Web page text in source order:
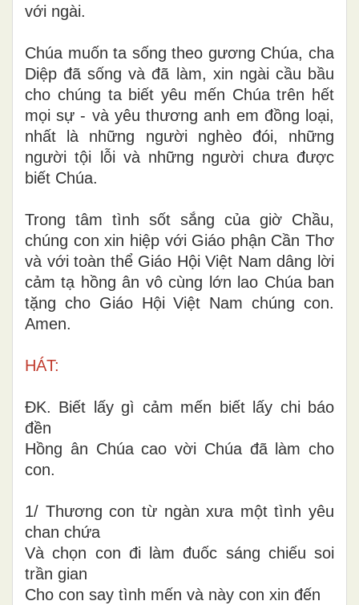
với ngài.
Chúa muốn ta sống theo gương Chúa, cha
Diệp đã sống và đã làm, xin ngài cầu bầu
cho chúng ta biết yêu mến Chúa trên hết
mọi sự - và yêu thương anh em đồng loại,
nhất là những người nghèo đói, những
người tội lỗi và những người chưa được
biết Chúa.
Trong tâm tình sốt sắng của giờ Chầu,
chúng con xin hiệp với Giáo phận Cần Thơ
và với toàn thể Giáo Hội Việt Nam dâng lời
cảm tạ hồng ân vô cùng lớn lao Chúa ban
tặng cho Giáo Hội Việt Nam chúng con.
Amen.
HÁT:
ĐK. Biết lấy gì cảm mến biết lấy chi báo
đền
Hồng ân Chúa cao vời Chúa đã làm cho
con.
1/ Thương con từ ngàn xưa một tình yêu
chan chứa
Và chọn con đi làm đuốc sáng chiếu soi
trần gian
Cho con say tình mến và này con xin đến